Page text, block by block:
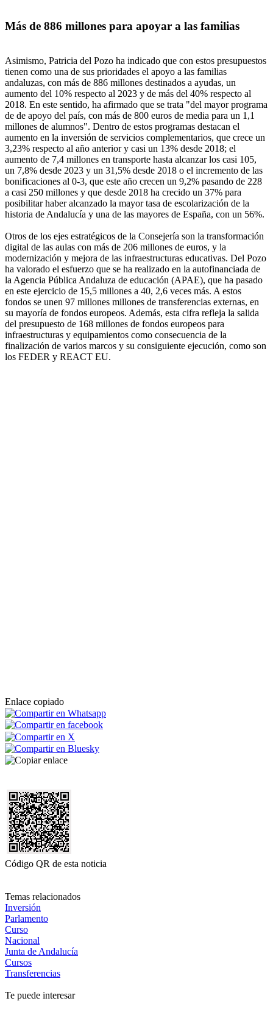
Más de 886 millones para apoyar a las familias
Asimismo, Patricia del Pozo ha indicado que con estos presupuestos
tienen como una de sus prioridades el apoyo a las familias
andaluzas, con más de 886 millones destinados a ayudas, un
aumento del 10% respecto al 2023 y de más del 40% respecto al
2018. En este sentido, ha afirmado que se trata "del mayor programa
de de apoyo del país, con más de 800 euros de media para un 1,1
millones de alumnos". Dentro de estos programas destacan el
aumento en la inversión de servicios complementarios, que crece un
3,23% respecto al año anterior y casi un 13% desde 2018; el
aumento de 7,4 millones en transporte hasta alcanzar los casi 105,
un 7,8% desde 2023 y un 31,5% desde 2018 o el incremento de las
bonificaciones al 0-3, que este año crecen un 9,2% pasando de 228
a casi 250 millones y que desde 2018 ha crecido un 37% para
posibilitar haber alcanzado la mayor tasa de escolarización de la
historia de Andalucía y una de las mayores de España, con un 56%.
Otros de los ejes estratégicos de la Consejería son la transformación
digital de las aulas con más de 206 millones de euros, y la
modernización y mejora de las infraestructuras educativas. Del Pozo
ha valorado el esfuerzo que se ha realizado en la autofinanciada de
la Agencia Pública Andaluza de educación (APAE), que ha pasado
en este ejercicio de 15,5 millones a 40, 2,6 veces más. A estos
fondos se unen 97 millones millones de transferencias externas, en
su mayoría de fondos europeos. Además, esta cifra refleja la salida
del presupuesto de 168 millones de fondos europeos para
infraestructuras y equipamientos como consecuencia de la
finalización de varios marcos y su consiguiente ejecución, como son
los FEDER y REACT EU.
Enlace copiado
Código QR de esta noticia
Temas relacionados
Inversión
Parlamento
Curso
Nacional
Junta de Andalucía
Cursos
Transferencias
Te puede interesar